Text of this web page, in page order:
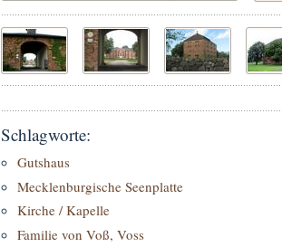
Schlagworte:
Gutshaus
Mecklenburgische Seenplatte
Kirche / Kapelle
Familie von Voß, Voss